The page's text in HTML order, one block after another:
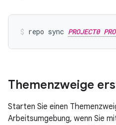
repo sync PROJECT0
Themenzweige
Starten Sie einen
Arbeitsumgebung, wenn Sie